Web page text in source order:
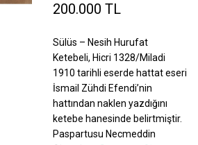
200.000 TL
Sülüs – Nesih Hurufat
Ketebeli, Hicri 1328/Miladi
1910 tarihli eserde hattat eseri
İsmail Zühdi Efendi’nin
hattından naklen yazdığını
ketebe hanesinde belirtmiştir.
Paspartusu Necmeddin